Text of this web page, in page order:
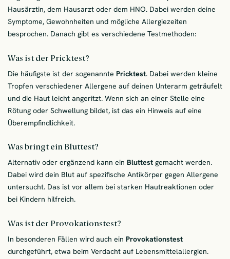
Hausärztin, dem Hausarzt oder dem HNO. Dabei werden deine
Symptome, Gewohnheiten und mögliche Allergiezeiten
besprochen. Danach gibt es verschiedene Testmethoden:
Was ist der Pricktest?
Die häufigste ist der sogenannte Pricktest. Dabei werden kleine
Tropfen verschiedener Allergene auf deinen Unterarm geträufelt
und die Haut leicht angeritzt. Wenn sich an einer Stelle eine
Rötung oder Schwellung bildet, ist das ein Hinweis auf eine
Überempfindlichkeit.
Was bringt ein Bluttest?
Alternativ oder ergänzend kann ein Bluttest gemacht werden.
Dabei wird dein Blut auf spezifische Antikörper gegen Allergene
untersucht. Das ist vor allem bei starken Hautreaktionen oder
bei Kindern hilfreich.
Was ist der Provokationstest?
In besonderen Fällen wird auch ein Provokationstest
durchgeführt, etwa beim Verdacht auf Lebensmittelallergien.